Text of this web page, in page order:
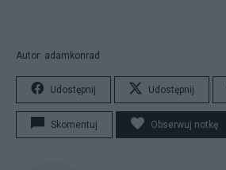
Autor: adamkonrad
Udostępnij Udostępnij
Skomentuj Obserwuj notkę